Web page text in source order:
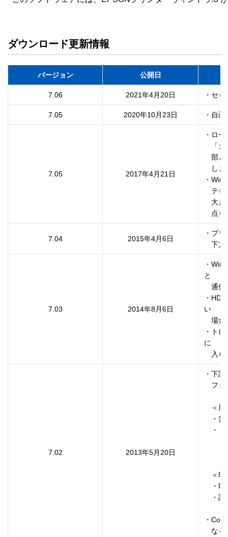
ダウンロード更新情報
バージョン 公開日
7.06 2021年4月20日
7.05 2020年10月23日
7.05 2017年4月21日
・ロ
「カ
部と
しま
・
テキ
大き
7.04 2015年4月6日
・プ
7.03 2014年8月6日
・
と
通信
・
い
場合
・ト
に
7.02 2013年5月20日
・下
フォ
＜用
・普
・ト
＜印
・印
・詳
・